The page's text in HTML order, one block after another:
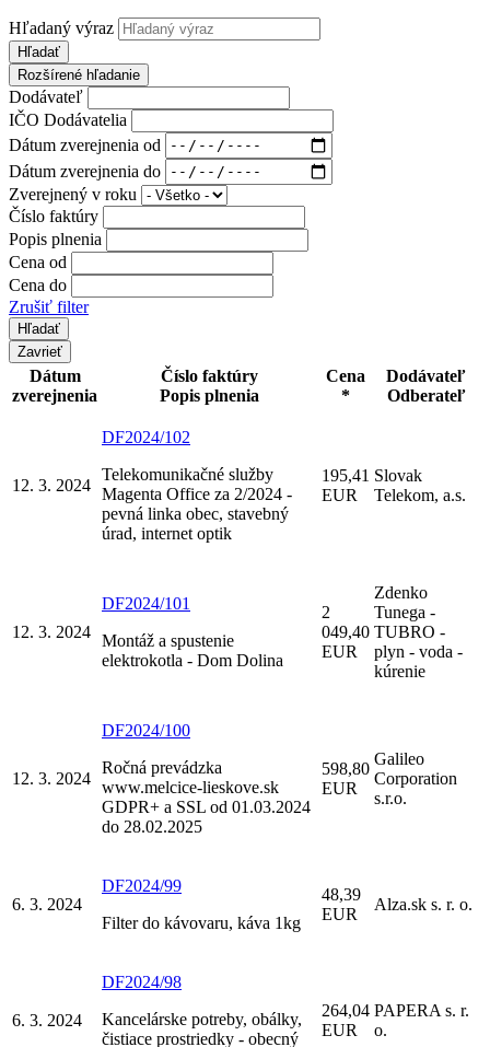
Hľadaný výraz
Hľadať
Rozšírené hľadanie
Dodávateľ
IČO Dodávatelia
Dátum zverejnenia od
Dátum zverejnenia do
Zverejnený v roku
Číslo faktúry
Popis plnenia
Cena od
Cena do
Zrušiť filter
Zavrieť
Dátum
zverejnenia
Číslo faktúry
Popis plnenia
Cena
*
Dodávateľ
Odberateľ
12. 3. 2024
DF2024/102
Telekomunikačné služby
Magenta Office za 2/2024 -
pevná linka obec, stavebný
úrad, internet optik
195,41
EUR
Slovak
Telekom, a.s.
12. 3. 2024
DF2024/101
Montáž a spustenie
elektrokotla - Dom Dolina
2
049,40
EUR
Zdenko
Tunega -
TUBRO -
plyn - voda -
kúrenie
12. 3. 2024
DF2024/100
Ročná prevádzka
www.melcice-lieskove.sk
GDPR+ a SSL od 01.03.2024
do 28.02.2025
598,80
EUR
Galileo
Corporation
s.r.o.
6. 3. 2024
DF2024/99
Filter do kávovaru, káva 1kg
48,39
EUR
Alza.sk s. r. o.
6. 3. 2024
DF2024/98
Kancelárske potreby, obálky,
čistiace prostriedky - obecný
264,04
EUR
PAPERA s. r.
o.